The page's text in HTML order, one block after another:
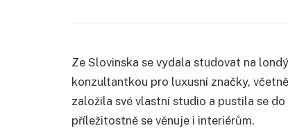
Ze Slovinska se vydala studovat na
konzultantkou pro luxusní značky,
založila své vlastní studio a pustila se
příležitostně se věnuje i interiérům.